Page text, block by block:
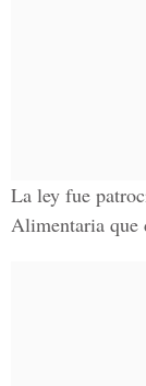
La ley fue
Alimentaria que